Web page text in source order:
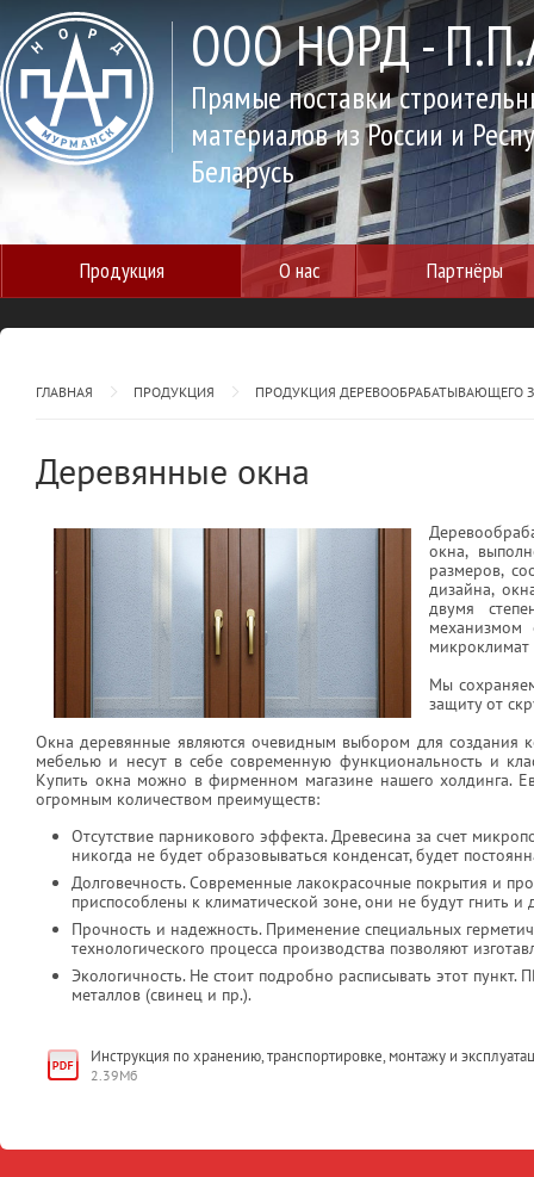
ООО НОРД -
Прямые поставки
материалов из России и
Беларусь
Продукция О нас Партнёры
ГЛАВНАЯ ПРОДУКЦИЯ ПРОДУКЦИЯ ДЕРЕВООБРАБАТЫВАЮЩЕГО
Деревянные окна
окна,
размеров,
дизайна,
двумя
механизмом
Мы
защиту от
Окна деревянные являются очевидным выбором для создания
мебелью и несут в себе современную функциональность и
Купить окна можно в фирменном магазине нашего холдинга.
огромным количеством преимуществ:
Отсутствие парникового эффекта. Древесина за счет
никогда не будет образовываться конденсат, будет
Долговечность. Современные лакокрасочные покрытия и
приспособлены к климатической зоне, они не будут гнить
Прочность и надежность. Применение специальных
технологического процесса производства позволяют
Экологичность. Не стоит подробно расписывать этот
металлов (свинец и пр.).
Инструкция по хранению, транспортировке, монтажу и
2.39Мб